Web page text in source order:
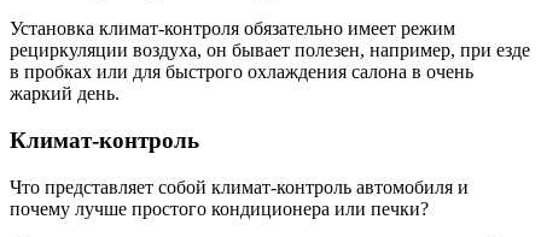
Установка климат-контроля обязательно имеет режим
рециркуляции воздуха, он бывает полезен, например, при езде
в пробках или для быстрого охлаждения салона в очень
жаркий день.
Климат-контроль
Что представляет собой климат-контроль автомобиля и
почему лучше простого кондиционера или печки?